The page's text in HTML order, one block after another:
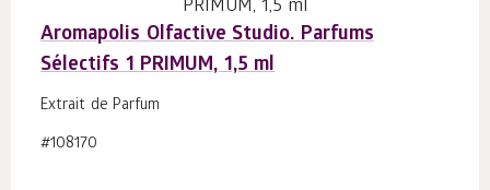
Aromapolis Olfactive Studio. Parfums
Sélectifs 1 PRIMUM, 1,5 ml
Extrait de Parfum
#108170